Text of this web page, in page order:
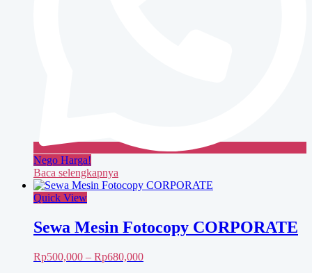
Nego Harga!
Baca selengkapnya
Quick View
Sewa Mesin Fotocopy CORPORATE
Rp500,000 – Rp680,000Rentang